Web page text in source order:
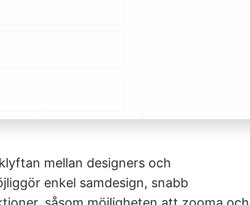
mellan designers och
enkel samdesign, snabb